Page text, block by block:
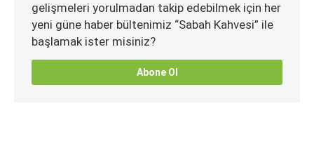
gelişmeleri yorulmadan takip edebilmek için her
yeni güne haber bültenimiz “Sabah Kahvesi” ile
başlamak ister misiniz?
Abone Ol